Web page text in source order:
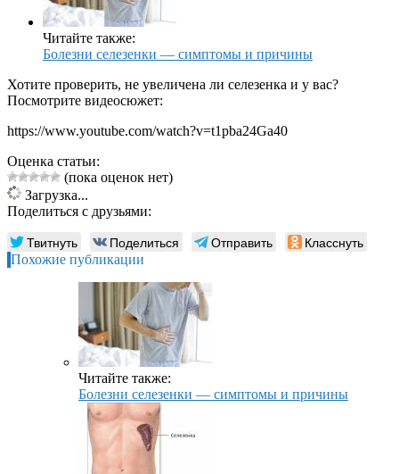
Читайте также:
Болезни селезенки — симптомы и причины
Хотите проверить, не увеличена ли селезенка и у вас?
Посмотрите видеосюжет:
https://www.youtube.com/watch?v=t1pba24Ga40
Оценка статьи:
(пока оценок нет)
Загрузка...
Поделиться с друзьями:
Твитнуть Поделиться Отправить Класснуть
Похожие публикации
Читайте также:
Болезни селезенки — симптомы и причины